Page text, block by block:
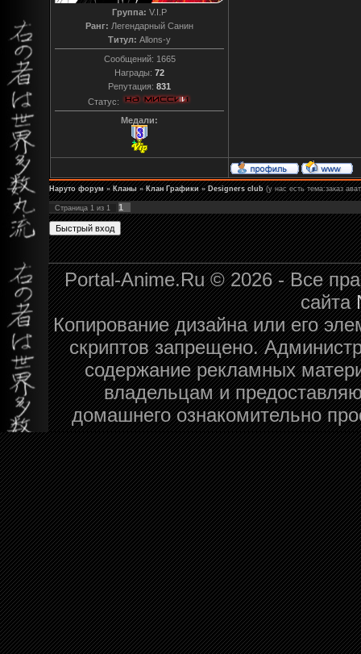
Группа: V.I.P
Ранг: Легендарный Санин
Титул: Allons-y
Сообщений: 1665
Награды: 72
Репутация: 831
Статус:
Медали:
Наруто форум » Кланы » Клан Графики » Designers club (у нас есть тема:заказ
Страница 1 из 1 1
Portal-Anime.Ru © 2026 - Все
сайта
Копирование дизайна или его
скриптов запрещено.
содержание рекламных
владельцам и
домашнего ознакомительно